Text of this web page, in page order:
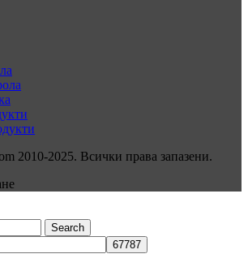
2010-2025. Всички права запазени.
Search